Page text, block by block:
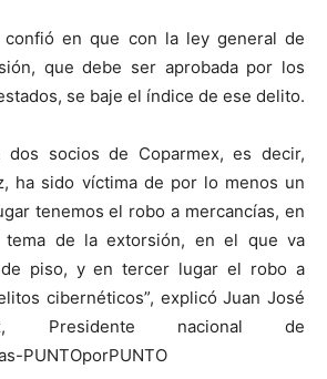
confió en que con la ley general de
que debe ser aprobada por los
se baje el índice de ese delito.
dos socios de Coparmex, es decir,
ha sido víctima de por lo menos un
tenemos el robo a mercancías, en
tema de la extorsión, en el que va
piso, y en tercer lugar el robo a
cibernéticos”, explicó Juan José
Presidente nacional de
PUNTOporPUNTO